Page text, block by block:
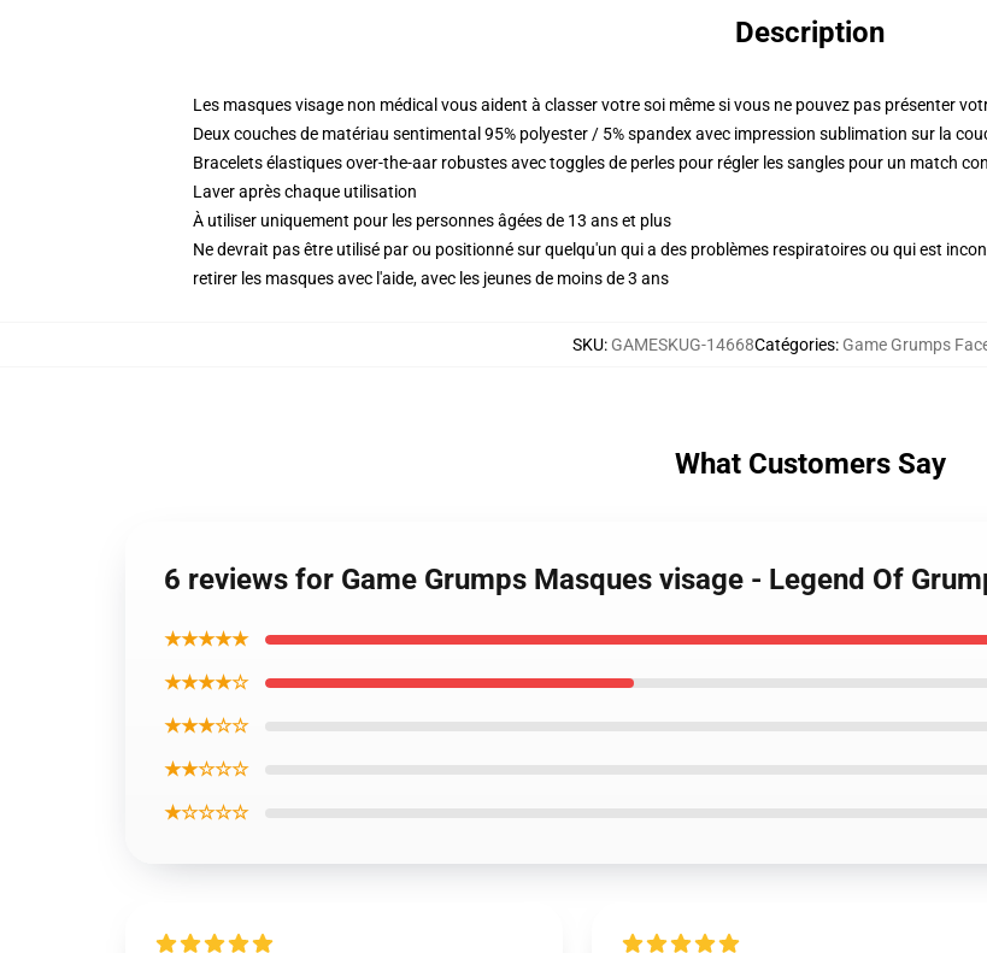
Description
Les masques visage non médical vous aident à classer votre soi même si vous ne pouvez pas présenter
Deux couches de matériau sentimental 95% polyester / 5% spandex avec impression sublimation sur la
Bracelets élastiques over-the-aar robustes avec toggles de perles pour régler les sangles pour un match
Laver après chaque utilisation
À utiliser uniquement pour les personnes âgées de 13 ans et plus
Ne devrait pas être utilisé par ou positionné sur quelqu'un qui a des problèmes respiratoires ou qui est
retirer les masques avec l'aide, avec les jeunes de moins de 3 ans
SKU: GAMESKUG-14668Catégories: Game Grumps
What Customers Say
6 reviews for Game Grumps Masques visage - Legend Of
★★★★★
★★★★☆
★★★☆☆
★★☆☆☆
★☆☆☆☆